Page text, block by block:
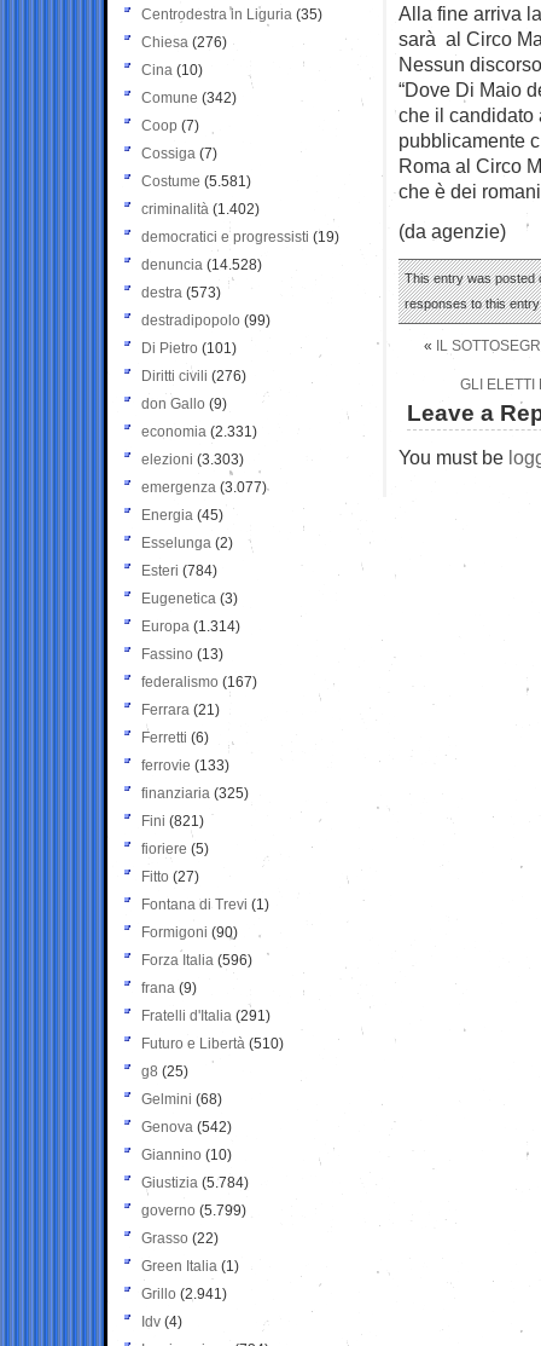
Alla fine arriva
sarà al Circo
Nessun
“Dove Di Maio
che il candidato
pubblicamente
Roma al Circo
che è dei
(da agenzie)
This entry was posted
responses to this
« IL
GLI ELETTI
Leave a
You must be
Centrodestra in Liguria (35)
Chiesa (276)
Cina (10)
Comune (342)
Coop (7)
Cossiga (7)
Costume (5.581)
criminalità (1.402)
democratici e progressisti (19)
denuncia (14.528)
destra (573)
destradipopolo (99)
Di Pietro (101)
Diritti civili (276)
don Gallo (9)
economia (2.331)
elezioni (3.303)
emergenza (3.077)
Energia (45)
Esselunga (2)
Esteri (784)
Eugenetica (3)
Europa (1.314)
Fassino (13)
federalismo (167)
Ferrara (21)
Ferretti (6)
ferrovie (133)
finanziaria (325)
Fini (821)
fioriere (5)
Fitto (27)
Fontana di Trevi (1)
Formigoni (90)
Forza Italia (596)
frana (9)
Fratelli d'Italia (291)
Futuro e Libertà (510)
g8 (25)
Gelmini (68)
Genova (542)
Giannino (10)
Giustizia (5.784)
governo (5.799)
Grasso (22)
Green Italia (1)
Grillo (2.941)
Idv (4)